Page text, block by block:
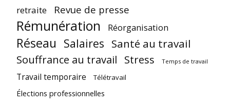
retraite Revue de presse
Rémunération Réorganisation
Réseau Salaires Santé au travail
Souffrance au travail Stress Temps de travail
Travail temporaire Télétravail
Élections professionnelles